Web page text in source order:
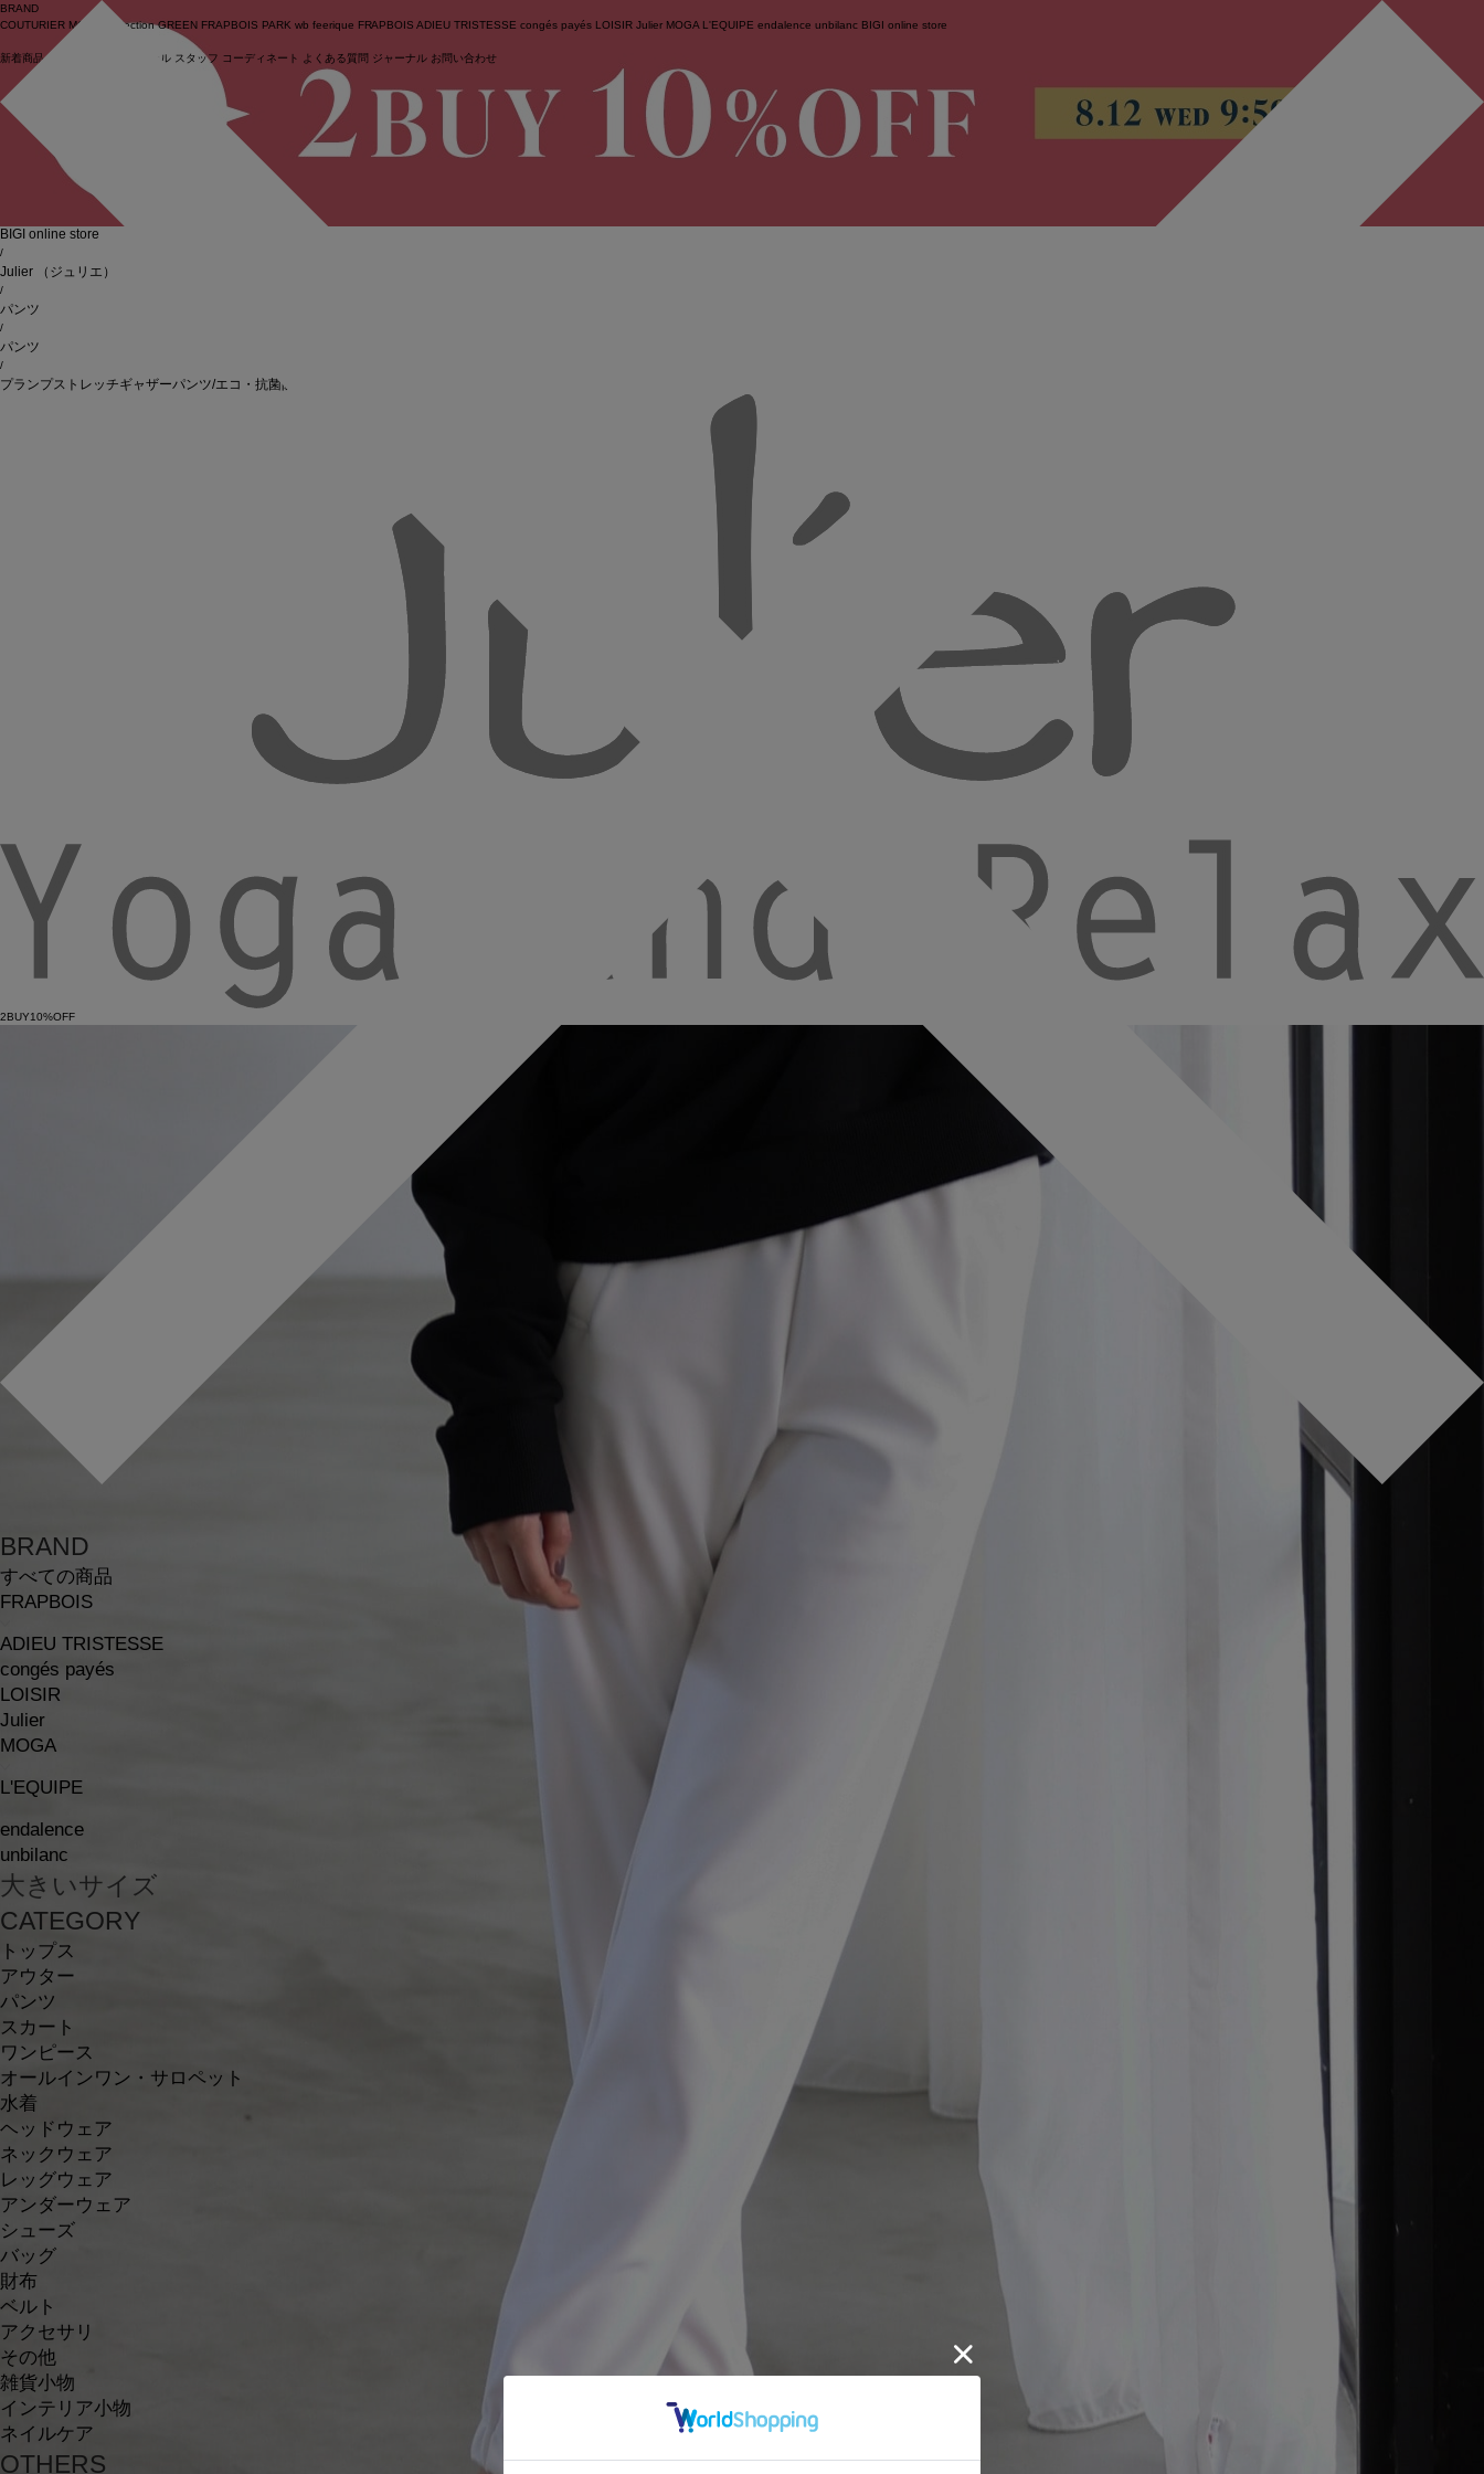
ログイン
BRAND
COUTURIER MOGA Collection GREEN FRAPBOIS PARK wb feerique FRAPBOIS ADIEU TRISTESSE congés payés LOISIR Julier MOGA L'EQUIPE endalence unbilanc BIGI online store
新着商品 (ライブ) セール スタッフ コーディネート よくある質問 ジャーナル お問い合わせ
BRAND
すべての商品
FRAPBOIS
ADIEU TRISTESSE
congés payés
LOISIR
Julier
MOGA
L'EQUIPE
endalence
unbilanc
大きいサイズ
CATEGORY
トップス
アウター
パンツ
スカート
ワンピース
オールインワン・サロペット
水着
ヘッドウェア
ネックウェア
レッグウェア
アンダーウェア
シューズ
バッグ
財布
ベルト
アクセサリ
その他
雑貨小物
インテリア小物
ネイルケア
OTHERS
BIGI online store
/
Julier （ジュリエ）
/
パンツ
/
パンツ
/
プランプストレッチギャザーパンツ/エコ・抗菌防臭・吸水速乾・ハイストレッチ
2BUY10%OFF